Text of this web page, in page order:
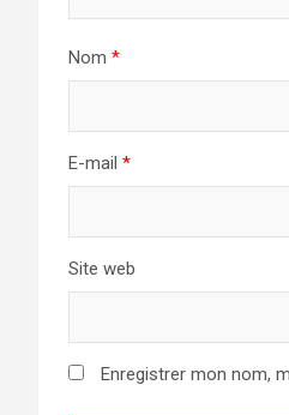
Nom *
E-mail *
Site web
Enregistrer mon nom,